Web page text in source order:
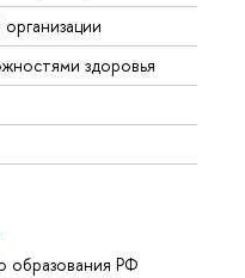
здоровья
образования РФ